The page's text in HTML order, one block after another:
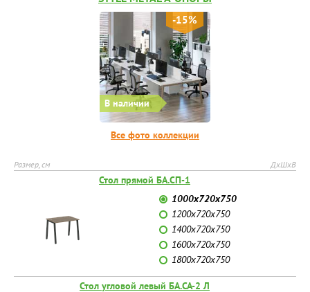
В наличии
-15%
Все фото коллекции
Размер, см ДхШхВ
Стол прямой БА.СП-1
1000х720х750
1200х720х750
1400х720х750
1600х720х750
1800х720х750
Стол угловой левый БА.СА-2 Л